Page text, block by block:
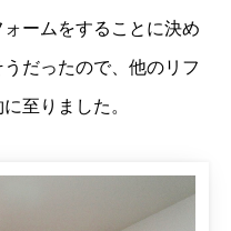
ームをすることに決め
だったので、他のリフ
至りました。